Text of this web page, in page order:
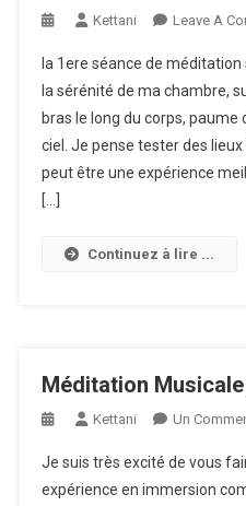
Kettani Leave A
la 1ere séance de
la sérénité de ma chambre,
bras le long du corps,
ciel. Je pense tester des
peut être une expérience
[…]
Continuez à lire ...
Méditation
Kettani Un
Je suis très excité de vous
expérience en immersion